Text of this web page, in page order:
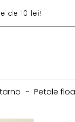
de 10 lei!
- Petale